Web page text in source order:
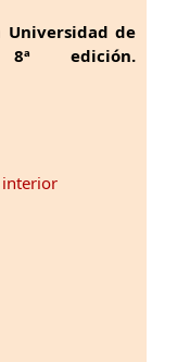
Universidad de
8ª edición.
interior